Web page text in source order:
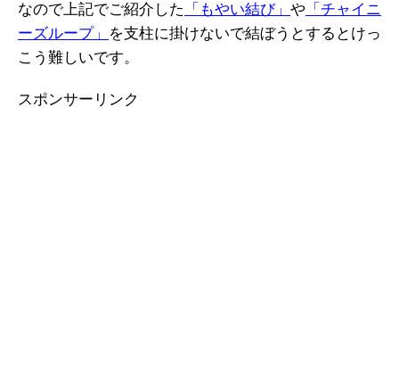
なので上記でご紹介した 「もやい結び」 や 「チャイニ
ーズループ」
を支柱に掛けないで結ぼうとするとけっ
こう難しいです。
スポンサーリンク